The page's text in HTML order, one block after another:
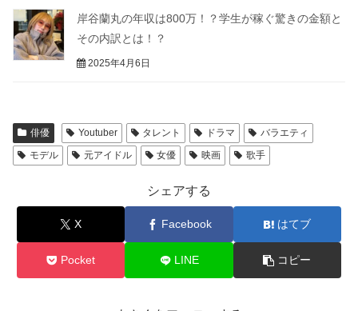
岸谷蘭丸の年収は800万！？学生が稼ぐ驚きの金額と
その内訳とは！？
2025年4月6日
俳優 Youtuber タレント ドラマ
バラエティ
モデル
元アイドル 女優 映画 歌手
シェアする
X Facebook はてブ
Pocket LINE コピー